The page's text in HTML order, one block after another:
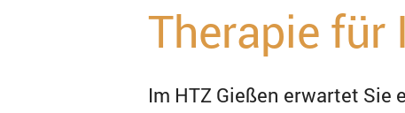
Therapie für
Im HTZ Gießen erwartet